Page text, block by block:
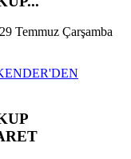
Temmuz Çarşamba